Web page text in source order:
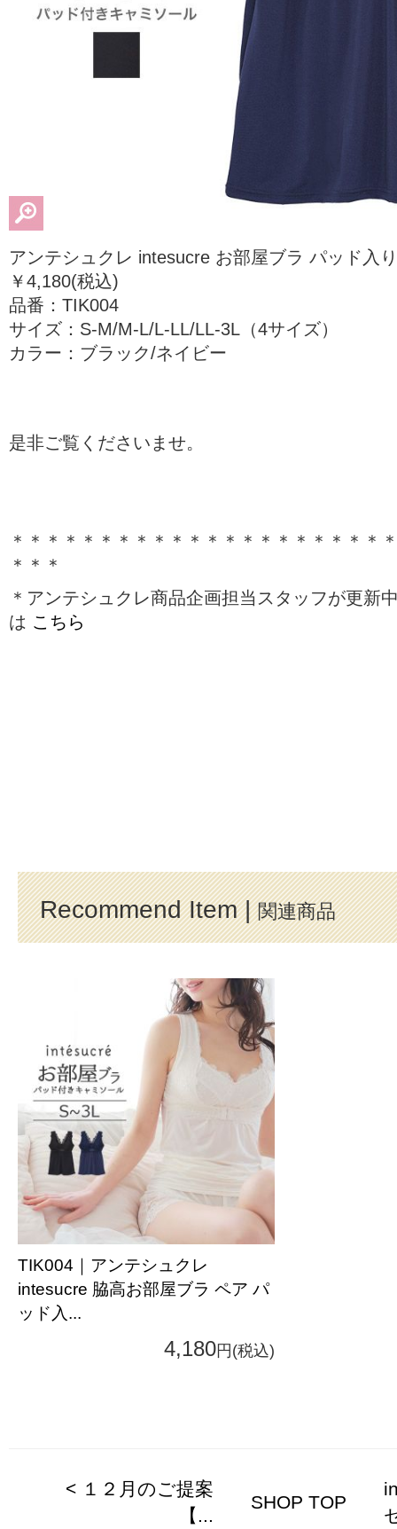
アンテシュクレ intesucre お部屋ブラ パッド
￥4,180(税込)
品番：TIK004
サイズ：S-M/M-L/L-LL/LL-3L（4サイズ）
カラー：ブラック/ネイビー
是非ご覧くださいませ。
＊＊＊＊＊＊＊＊＊＊＊＊＊＊＊＊＊＊＊＊＊
＊＊＊
＊アンテシュクレ商品企画担当スタッフが更新
は こちら
Recommend Item |関連商品
TIK004｜アンテシュクレ
intesucre 脇高お部屋ブラ ペア パ
ッド入...
4,180円(税込)
< １２月のご提案
【...
SHOP TOP